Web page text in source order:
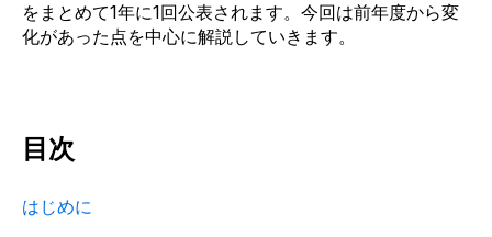
を まとめて1年に1回公表されます。今回は前年度から変
化があった点を中心に解説していきます。
目次
はじめに